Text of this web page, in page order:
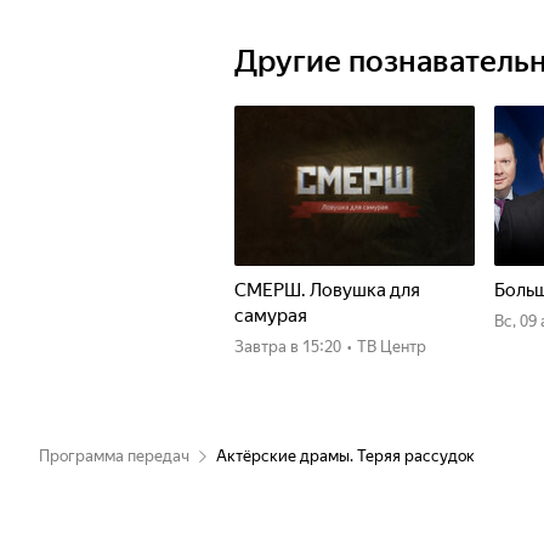
происшествия здоровый и
Участники: Лариса Лужина,
Калягин, Никита Михалков,
Смехов, Ольга Богданова,
Другие
СМЕРШ. Ловушка для
самурая
Завтра в 15:20 • ТВ Центр
вс,
Программа передач Актёрские драмы. Теряя рассудок